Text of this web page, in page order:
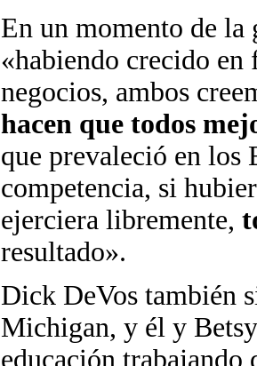
En un momento de la
«habiendo crecido en
negocios, ambos
hacen que todos
que prevaleció en los
competencia, si
ejerciera libremente,
resultado».
Dick DeVos también
Michigan, y él y
educación trabajando